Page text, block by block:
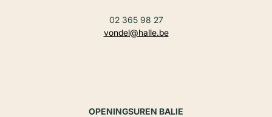
02 365 98 27
vondel@halle.be
OPENINGSUREN BALIE